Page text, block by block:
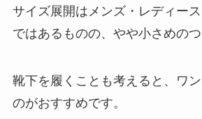
サイズ展開はメンズ・レディー
ではあるものの、やや小さめのつ
靴下を履くことも考えると、ワ
のがおすすめです。